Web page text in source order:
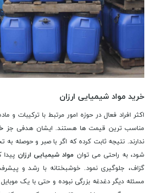
خرید مواد شیمیایی ارزان
اکثر افراد فعال در حوزه امور مرتبط با ترکیبات و
مناسب ترین قیمت ها هستند. ایشان هدفی جز
ندارند. نتیجه ثابت کرده که اگر با صبر و حوصله به
شود، به راحتی می توان مواد شیمیایی ارزان
گزاف، جلوگیری نمود. خوشبختانه با رشد و
مسئله دیگر دغدغه بزرگی نبوده و حتی با یک